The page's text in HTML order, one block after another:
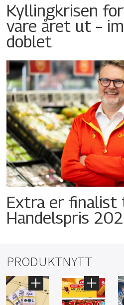
Kyllingkrisen
vare året ut –
doblet
Extra er finalist
Handelspris
PRODUKTNYTT